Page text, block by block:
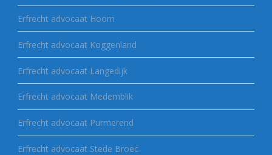
Erfrecht advocaat Hoorn
Erfrecht advocaat Koggenland
Erfrecht advocaat Langedijk
Erfrecht advocaat Medemblik
Erfrecht advocaat Purmerend
Erfrecht advocaat Stede Broec